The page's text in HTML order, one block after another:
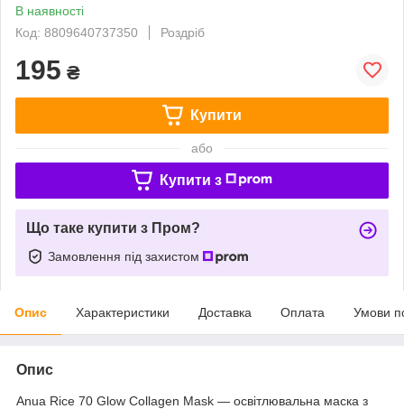
В наявності
Код: 8809640737350
Роздріб
195 ₴
Купити
або
Купити з
Що таке купити з Пром?
Замовлення під захистом
Опис Характеристики Доставка Оплата Умови
Опис
Anua Rice 70 Glow Collagen Mask — освітлювальна маска з